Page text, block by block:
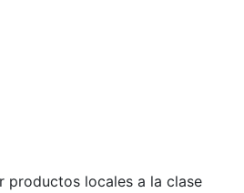
productos locales a la clase